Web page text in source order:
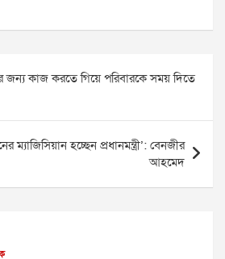
কাজ করতে গিয়ে পরিবারকে সময় দিতে
ম্যাজিসিয়ান হচ্ছেন প্রধানমন্ত্রী’: বেনজীর
আহমেদ